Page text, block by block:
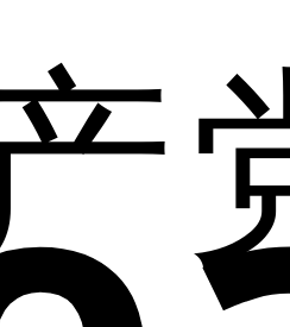
集团
简介